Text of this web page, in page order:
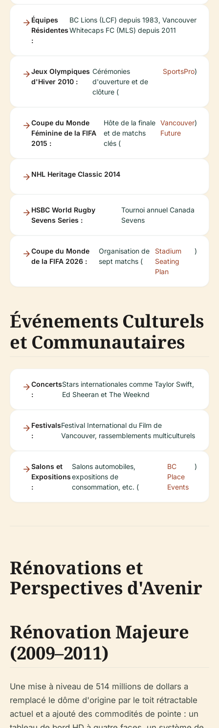
Équipes
Résidentes
:
BC Lions (LCF) depuis 1983, Vancouver
Whitecaps FC (MLS) depuis 2011
Jeux Olympiques
d'Hiver 2010 :
Cérémonies
d'ouverture et de
clôture (
SportsPro)
Coupe du Monde
Féminine de la FIFA
2015 :
Hôte de la finale
et de matchs
clés (
Vancouver
Future
)
NHL Heritage Classic 2014
HSBC World Rugby
Sevens Series :
Tournoi annuel Canada
Sevens
Coupe du Monde
de la FIFA 2026 :
Organisation de
sept matchs (
Stadium
Seating
Plan
)
Événements Culturels
et Communautaires
Concerts
:
Stars internationales comme Taylor Swift,
Ed Sheeran et The Weeknd
Festivals
:
Festival International du Film de
Vancouver, rassemblements multiculturels
Salons et
Expositions
:
Salons automobiles,
expositions de
consommation, etc. (
BC
Place
Events
)
Rénovations et
Perspectives d'Avenir
Rénovation Majeure
(2009–2011)
Une mise à niveau de 514 millions de dollars a
remplacé le dôme d'origine par le toit rétractable
actuel et a ajouté des commodités de pointe : un